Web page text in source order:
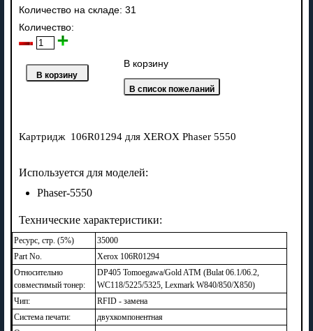
Количество на складе: 31
Количество:
В корзину
Картридж 106R01294 для XEROX Phaser 5550
Используется для моделей:
Phaser-5550
Технические характеристики:
Ресурс, стр. (5%)
35000
Part No.
Xerox 106R01294
Относительно
совместимый тонер:
DP405 Tomoegawa/Gold ATM (Bulat 06.1/06.2,
WC118/5225/5325, Lexmark W840/850/X850)
Чип:
RFID - замена
Система печати:
двухкомпонентная